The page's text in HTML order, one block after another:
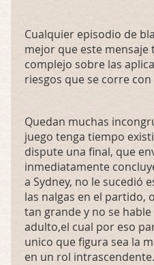
Cualquier episodio de
mejor que este mensaje
complejo sobre las
riesgos que se corre con
Quedan muchas
juego tenga tiempo
dispute una final, que
inmediatamente
a Sydney, no le sucedió
las nalgas en el partido,
tan grande y no se
adulto,el cual por eso
unico que figura sea la
en un rol intrascendente.